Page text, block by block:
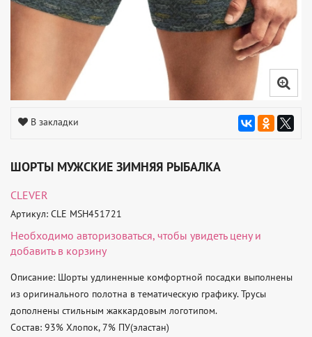
В закладки
ШОРТЫ МУЖСКИЕ ЗИМНЯЯ РЫБАЛКА
CLEVER
Артикул: CLE MSH451721
Необходимо авторизоваться, чтобы увидеть цену и
добавить в корзину
Описание: Шорты удлиненные комфортной посадки выполнены
из оригинального полотна в тематическую графику. Трусы
дополнены стильным жаккардовым логотипом.
Состав: 93% Хлопок, 7% ПУ(эластан)